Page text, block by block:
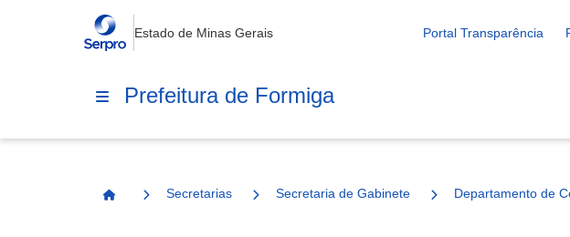
Estado de Minas Gerais Portal Transparência
Prefeitura de Formiga
Página Inicial
Secretarias Secretaria de Gabinete Departamento de